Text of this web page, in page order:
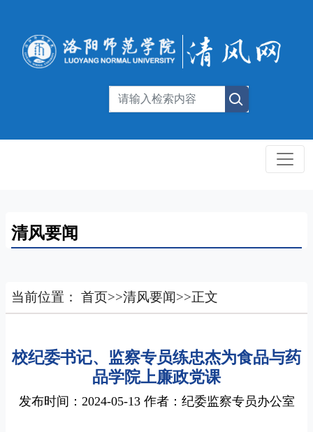
清风要闻
当前位置： 首页>>清风要闻>>正文
校纪委书记、监察专员练忠杰为食品与药
品学院上廉政党课
发布时间：2024-05-13 作者：纪委监察专员办公室